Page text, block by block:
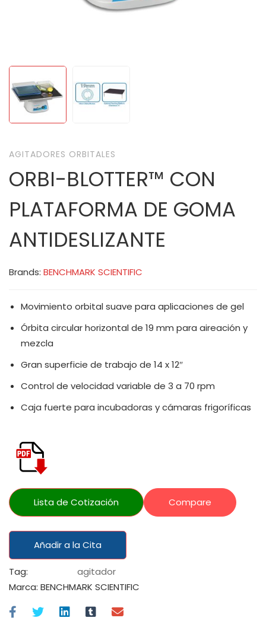
AGITADORES ORBITALES
ORBI-BLOTTER™ CON
PLATAFORMA DE GOMA
ANTIDESLIZANTE
Brands: BENCHMARK SCIENTIFIC
Movimiento orbital suave para aplicaciones de gel
Órbita circular horizontal de 19 mm para aireación y
mezcla
Gran superficie de trabajo de 14 x 12″
Control de velocidad variable de 3 a 70 rpm
Caja fuerte para incubadoras y cámaras frigoríficas
Lista de Cotización Compare
Añadir a la Cita
Tag:
agitador
Marca: BENCHMARK SCIENTIFIC